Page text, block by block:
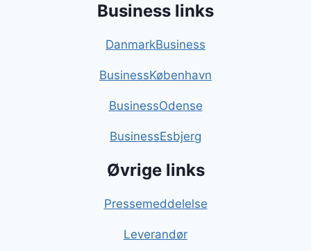
Business links
DanmarkBusiness
BusinessKøbenhavn
BusinessOdense
BusinessEsbjerg
Øvrige links
Pressemeddelelse
Leverandør